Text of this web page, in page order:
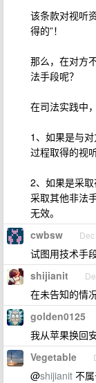
该条款对视听
得的”！
那么，在对方
法手段呢？
在司法实践中
1、如果是与
过程取得的视
2、如果是采
采取其他非法
无效。
cwbsw
试图用技术手
shijianit
在未告知的情
golden0125
我从苹果换回
Vegetable
@shijianit 不